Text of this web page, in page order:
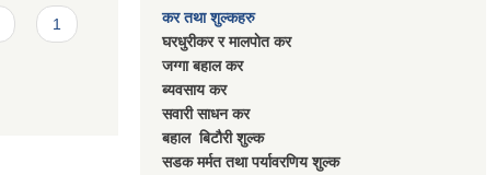
1
कर तथा शुल्कहरु
घरधुरीकर र मालपाेत कर
जग्गा बहाल कर
ब्यवसाय कर
सवारी साधन कर
बहाल बिटाैरी शुल्क
सडक मर्मत तथा पर्यावरणिय शुल्क